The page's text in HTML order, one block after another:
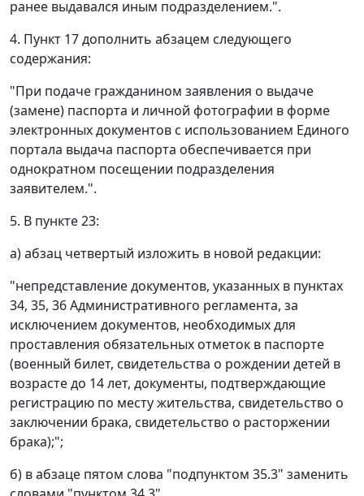
ранее выдавался иным подразделением.".
4. Пункт 17 дополнить абзацем следующего
содержания:
"При подаче гражданином заявления о выдаче
(замене) паспорта и личной фотографии в форме
электронных документов с использованием Единого
портала выдача паспорта обеспечивается при
однократном посещении подразделения
заявителем.".
5. В пункте 23:
а) абзац четвертый изложить в новой редакции:
"непредставление документов, указанных в пунктах
34, 35, 36 Административного регламента, за
исключением документов, необходимых для
проставления обязательных отметок в паспорте
(военный билет, свидетельства о рождении детей в
возрасте до 14 лет, документы, подтверждающие
регистрацию по месту жительства, свидетельство о
заключении брака, свидетельство о расторжении
брака);";
б) в абзаце пятом слова "подпунктом 35.3" заменить